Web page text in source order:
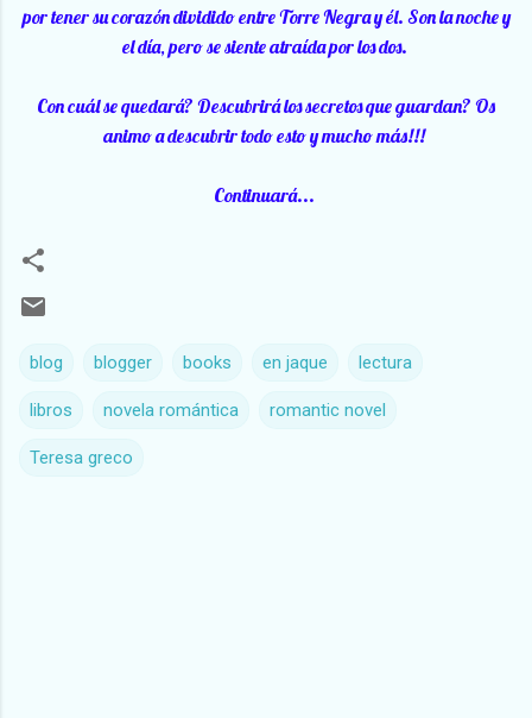
por tener su corazón dividido entre Torre Negra y él. Son la noche y
el día, pero se siente atraída por los dos.
Con cuál se quedará? Descubrirá los secretos que guardan? Os
animo a descubrir todo esto y mucho más!!!
Continuará...
blog blogger books en jaque lectura
libros novela romántica romantic novel
Teresa greco